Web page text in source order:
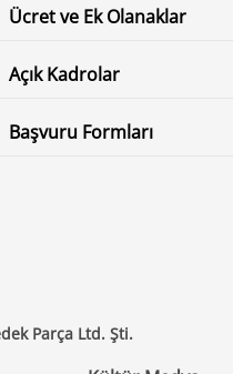
Ücret ve Ek Olanaklar
Açık Kadrolar
Başvuru Formları
Parça Ltd. Şti.